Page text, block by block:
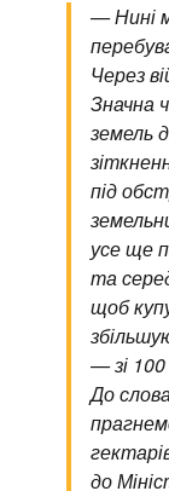
—Нині
Через
Значна
земель
під
усе ще
та
щоб
— зі
До
до